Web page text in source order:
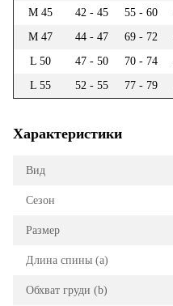
M 45
42 - 45 55 - 60
M 47
44 - 47 69 - 72
L 50
47 - 50 70 - 74
L 55
52 - 55 77 - 79
Характеристики
Вид
Сезон
Размер
Длина спины (a)
Обхват груди (b)